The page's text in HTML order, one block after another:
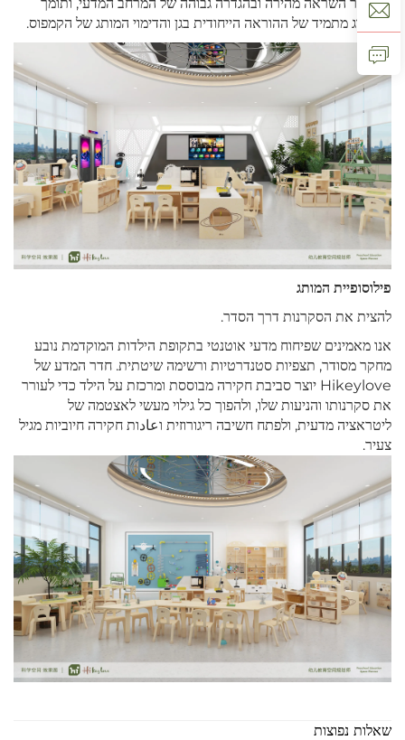
מאפשר השראה מהירה ובהגדרה גבוהה של המרחב המדעי, ותומך
בשדרוג מתמיד של ההוראה הייחודית בגן והדימוי המותג של הקמפוס.
פילוסופיית המותג
להצית את הסקרנות דרך הסדר.
אנו מאמינים שפיחוח מדעי אוטנטי בתקופת הילדות המוקדמת נובע
מחקר מסודר, תצפיות סטנדרטיות ורשימה שיטתית. חדר המדע של
Hikeylove יוצר סביבת חקירה מבוססת ומרכזת על הילד כדי לעורר
את סקרנותו והניעות שלו, ולהפוך כל גילוי מעשי לאצטמה של
ליטראציה מדעית, ולפתח חשיבה ריגורוזית וعادות חקירה חיוביות מגיל
צעיר.
שאלות נפוצות